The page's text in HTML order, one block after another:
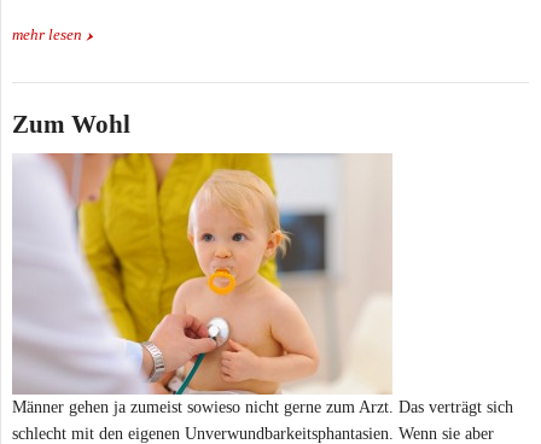
mehr lesen
Zum Wohl
Männer gehen ja zumeist sowieso nicht gerne zum Arzt. Das verträgt sich
schlecht mit den eigenen Unverwundbarkeitsphantasien. Wenn sie aber